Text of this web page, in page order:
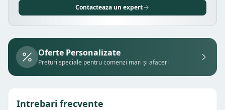
Contacteaza un expert
Oferte Personalizate
Prețuri speciale pentru comenzi mari și afaceri
Intrebari frecvente